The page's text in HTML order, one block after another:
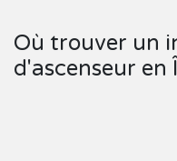
Où trouver un
d'ascenseur en